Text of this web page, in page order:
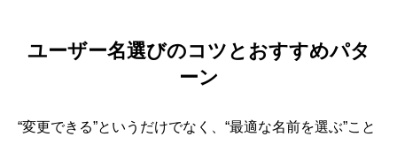
ユーザー名選びのコツとおすすめパタ
ーン
“変更できる”というだけでなく、“最適な名前を選ぶ”こと